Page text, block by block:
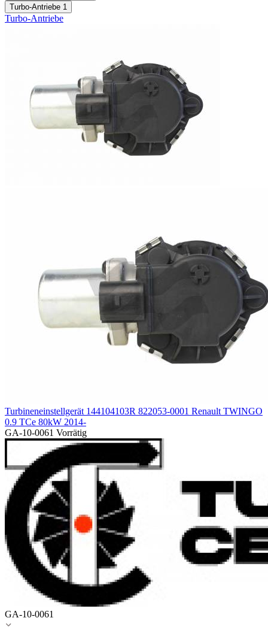
Turbo-Antriebe 1
Turbo-Antriebe
Turbineneinstellgerät 144104103R 822053-0001 Renault TWINGO
0.9 TCe 80kW 2014-
GA-10-0061 Vorrätig
GA-10-0061